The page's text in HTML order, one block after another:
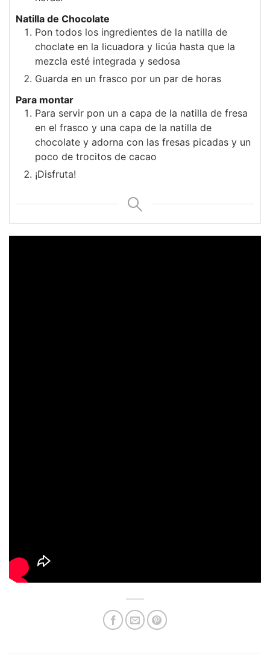
Natilla de Chocolate
Pon todos los ingredientes de la natilla de
choclate en la licuadora y licúa hasta que la
mezcla esté integrada y sedosa
Guarda en un frasco por un par de horas
Para montar
Para servir pon un a capa de la natilla de fresa
en el frasco y una capa de la natilla de
chocolate y adorna con las fresas picadas y un
poco de trocitos de cacao
¡Disfruta!